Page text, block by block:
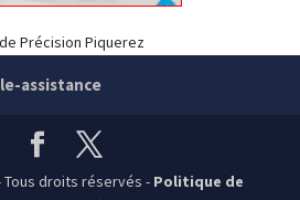
Précision Piquerez
assistance
Tous droits réservés - Politique de